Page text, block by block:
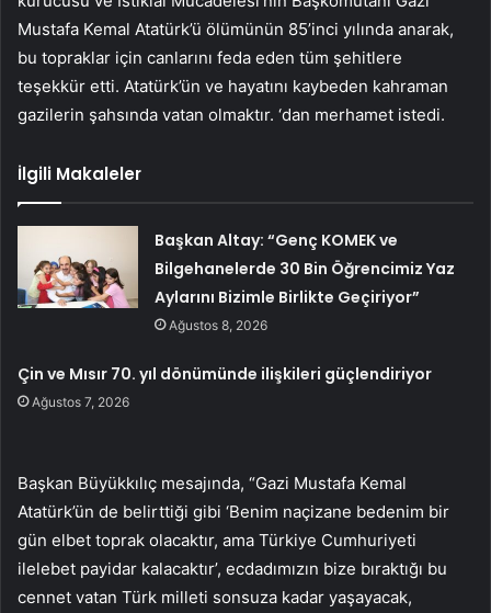
Mustafa Kemal Atatürk’ü ölümünün 85’inci yılında anarak,
bu topraklar için canlarını feda eden tüm şehitlere
teşekkür etti. Atatürk’ün ve hayatını kaybeden kahraman
gazilerin şahsında vatan olmaktır. ‘dan merhamet istedi.
İlgili Makaleler
Başkan Altay: “Genç KOMEK ve
Bilgehanelerde 30 Bin Öğrencimiz Yaz
Aylarını Bizimle Birlikte Geçiriyor”
Ağustos 8, 2026
Çin ve Mısır 70. yıl dönümünde ilişkileri güçlendiriyor
Ağustos 7, 2026
Başkan Büyükkılıç mesajında, “Gazi Mustafa Kemal
Atatürk’ün de belirttiği gibi ‘Benim naçizane bedenim bir
gün elbet toprak olacaktır, ama Türkiye Cumhuriyeti
ilelebet payidar kalacaktır’, ecdadımızın bize bıraktığı bu
cennet vatan Türk milleti sonsuza kadar yaşayacak,